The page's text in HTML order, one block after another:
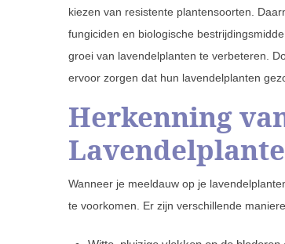
kiezen van resistente plantensoorten.
fungiciden en biologische
groei van lavendelplanten te verbeteren.
ervoor zorgen dat hun lavendelplanten
Herkenning
Wanneer je meeldauw op je
te voorkomen. Er zijn verschillende